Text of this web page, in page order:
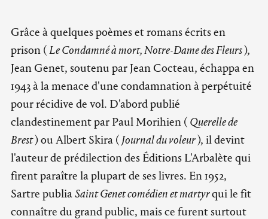
Grâce à quelques poèmes et romans écrits en
prison (Le Condamné à mort, Notre-Dame des Fleurs),
Jean Genet, soutenu par Jean Cocteau, échappa en
1943 à la menace d'une condamnation à perpétuité
pour récidive de vol. D'abord publié
clandestinement par Paul Morihien ( Querelle de
Brest) ou Albert Skira ( Journal du voleur), il devint
l'auteur de prédilection des Éditions L'Arbalète qui
firent paraître la plupart de ses livres. En 1952,
Sartre publiaSaint Genet comédien et martyrqui le fit
connaître du grand public, mais ce furent surtout